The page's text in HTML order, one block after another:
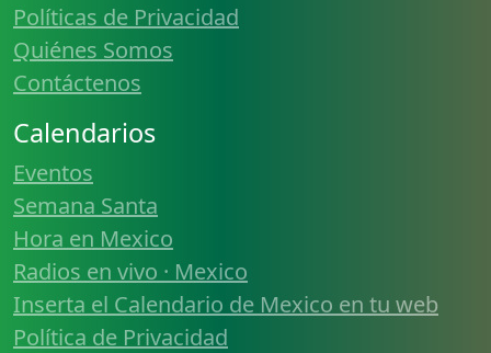
Políticas de Privacidad
Quiénes Somos
Contáctenos
Calendarios
Eventos
Semana Santa
Hora en Mexico
Radios en vivo · Mexico
Inserta el Calendario de Mexico en tu web
Política de Privacidad